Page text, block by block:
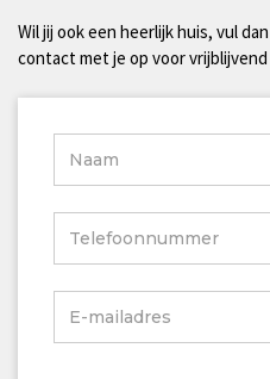
Wil jij ook een heerlijk huis, vul
contact met je op voor